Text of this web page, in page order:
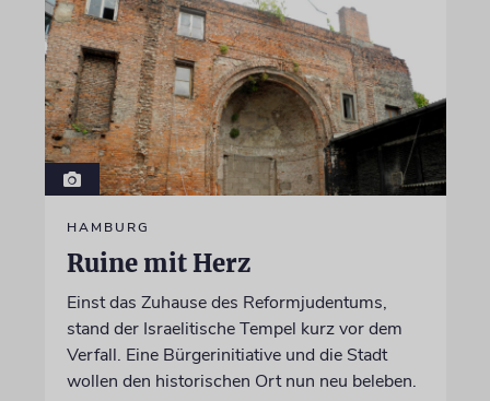
HAMBURG
Ruine mit Herz
Einst das Zuhause des Reformjudentums,
stand der Israelitische Tempel kurz vor dem
Verfall. Eine Bürgerinitiative und die Stadt
wollen den historischen Ort nun neu beleben.